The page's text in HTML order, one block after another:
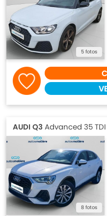
5 fotos
AUDI Q3 Advanced 35
8 fotos